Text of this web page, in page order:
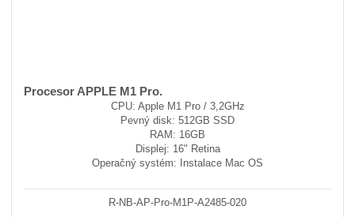
Procesor APPLE M1 Pro.
CPU: Apple M1 Pro / 3,2GHz
Pevný disk: 512GB SSD
RAM: 16GB
Displej: 16" Retina
Operačný systém: Instalace Mac OS
R-NB-AP-Pro-M1P-A2485-020